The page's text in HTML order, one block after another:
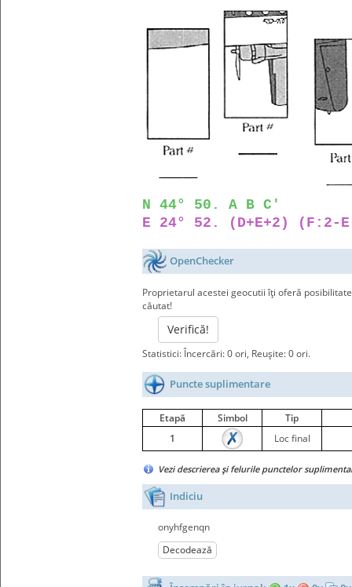
N 44° 50. A B C'
E 24° 52. (D+E+2)
OpenChecker
Proprietarul acestei geocutii îţi oferă
căutat!
Verifică!
Statistici: Încercări: 0 ori, Reuşite: 0 ori.
Puncte suplimentare
Etapă Simbol
Tip
1
Loc final
Vezi descrierea şi felurile punctelor
Indiciu
onyhfgenqn
Decodează